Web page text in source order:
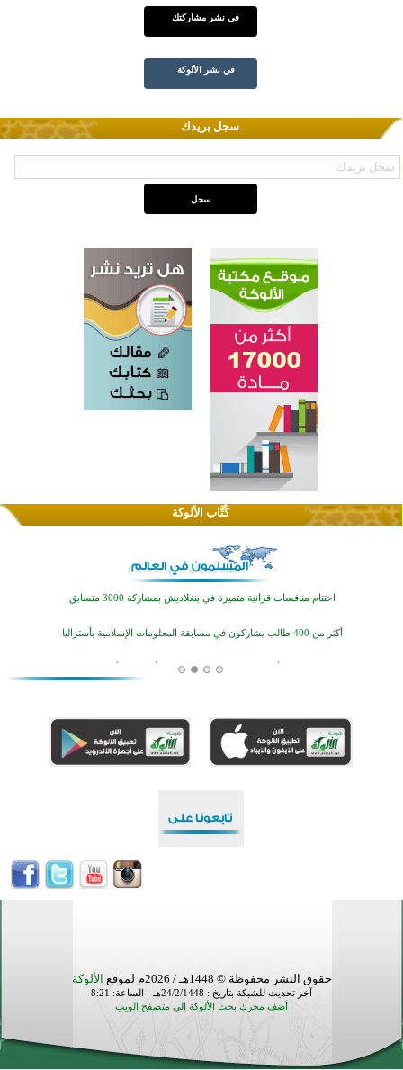
في نشر مشاركتك
في نشر الألوكة
سجل بريدك
كُتَّاب الألوكة
اختتام الدورة التاسعة لمسابقة حفظ وتلاوة القرآن الكريم في أزناكاييف
تيسليتش تختتم برنامجا تعليميا لتعزيز القيم وبناء الشخصية للشباب المسلمين
اختتام منافسات قرآنية متميزة في بنغلاديش بمشاركة 3000 متسابق
أكبر مشروع إسلامي في ريف أستراليا يفتتح أبوابه بعد سنوات من العمل والعطاء
القرآن والتربية في صدارة البرامج الصيفية للمسلمين في بينزا وساراتوف وموردوفيا هذا العام
تيسليتش تختتم برنامجا تعليميا لتعزيز القيم وبناء الشخصية للشباب المسلمين
اختتام منافسات قرآنية متميزة في بنغلاديش بمشاركة 3000 متسابق
حقوق النشر محفوظة © 1448هـ / 2026م لموقع الألوكة
آخر تحديث للشبكة بتاريخ : 24/2/1448هـ - الساعة: 8:21
أضف محرك بحث الألوكة إلى متصفح الويب